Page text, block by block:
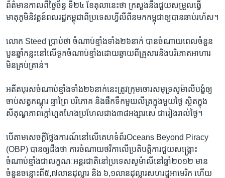
ព័ត៌មាន​កាល​ពី​ថ្ងៃ​ច័ន្ទ ទី​២៤​ ខែ​តុលានេះថា ​ក្រសួង​នឹង​ជួយសម្រួល​ធ្វើ​
មាតុភូមិ​និវត្តន៍​ពលរដ្ឋ​កម្ពុជា​ពី​ប្រទេស​ហ្វីលីពីន​មក​កម្ពុជា​ឲ្យ​បាន​ឆាប់​រហ័ស។​
លោក ​Steed​ ប្រាប់​ថា ចំណាប់​ខ្មាំង​ទាំង​២៦​នាក់ បានចំណាយ​ពេល​ចំនួន​
បួន​ឆ្នាំ​កន្លះ​នៅ​លើ​ទូក​ចំណាប់​ខ្មាំង​ដោយ​ឆ្ងាយ​ពី​គ្រួសារ​និង​បរិភោគ​អាហារ​
មិន​គ្រប់គ្រាន់។​
អតីត​បុរស​ចំណាប់​ខ្មាំង​ទាំង​២៦​នាក់​នេះ​ត្រូវ​ក្រុម​ចោរ​សមុទ្រ​សូម៉ាលី​បង្ខំ​ឲ្យ​
ចាប់​សត្វ​កណ្ដុរ ឆ្មា​ព្រៃ បរិភោគ និង​ផឹក​ទឹក​មួយ​លីត្រ​ក្នុង​មួយ​ថ្ងៃ​ ស្ថិត​ក្នុង​
សីតុណ្ហភាព​ក្ដៅហួតហែង​ប្រហែល​ជាង​៣៨​អង្សារ​សេ​ ជា​រៀង​រាល់​ថ្ងៃ។
បើ​តាម​សេចក្ដី​ថ្លែងការណ៍​នៅ​លើ​គេហទំព័រOceans ​Beyond ​Piracy
(OBP) ​បាន​ឲ្យ​ដឹង​ថា ការ​ចំណាយ​ថវិកា​លើ​ប្រតិបត្តិការ​ជួយ​សង្គ្រោះ​
ចំណាប់​ខ្មាំង​ជា​លក្ខណៈ​អន្តរជាតិ​នៅ​ប្រទេស​សូម៉ាលី​នៅ​ឆ្នាំ​២០១២​ មាន​
ចំនួន​ចន្លោះ​ពី៥,៧​លាន​ដុល្លារ​ និង​ ៦,១​លាន​ដុល្លារ​សហរដ្ឋ​អាមេរិក​ ហើយ​